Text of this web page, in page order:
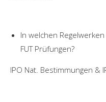
In welchen
FUT Prüfungen?
IPO Nat. Bestimmungen &